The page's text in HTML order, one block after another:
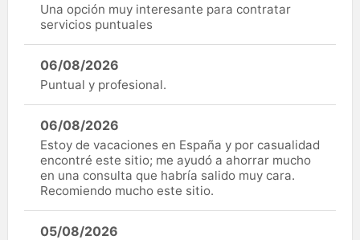
Una opción muy interesante para contratar
servicios puntuales
06/08/2026
Puntual y profesional.
06/08/2026
Estoy de vacaciones en España y por casualidad
encontré este sitio; me ayudó a ahorrar mucho
en una consulta que habría salido muy cara.
Recomiendo mucho este sitio.
05/08/2026